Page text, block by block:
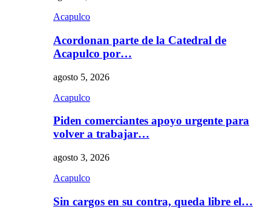
Acapulco
Acordonan parte de la Catedral de
Acapulco por…
agosto 5, 2026
Acapulco
Piden comerciantes apoyo urgente para
volver a trabajar…
agosto 3, 2026
Acapulco
Sin cargos en su contra, queda libre el…